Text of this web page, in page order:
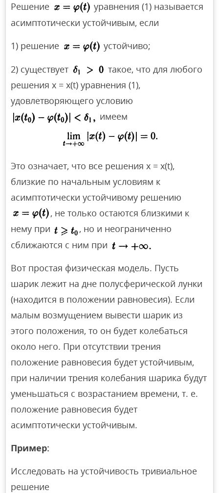
Решение
уравнения (1) называется
асимптотически устойчивым, если
1) решение
устойчиво;
2) существует
такое, что для любого
решения х = x(t) уравнения (1),
удовлетворяющего условию
имеем
Это означает, что все решения х = x(t),
близкие по начальным условиям к
асимптотически устойчивому решению
, не только остаются близкими к
нему при
, но и неограниченно
сближаются с ним при
Вот простая физическая модель. Пусть
шарик лежит на дне полусферической лунки
(находится в положении равновесия). Если
малым возмущением вывести шарик из
этого положения, то он будет колебаться
около него. При отсутствии трения
положение равновесия будет устойчивым,
при наличии трения колебания шарика будут
уменьшаться с возрастанием времени, т. е.
положение равновесия будет
асимптотически устойчивым.
Пример:
Исследовать на устойчивость тривиальное
решение